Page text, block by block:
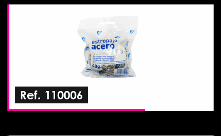
Ref. 110006